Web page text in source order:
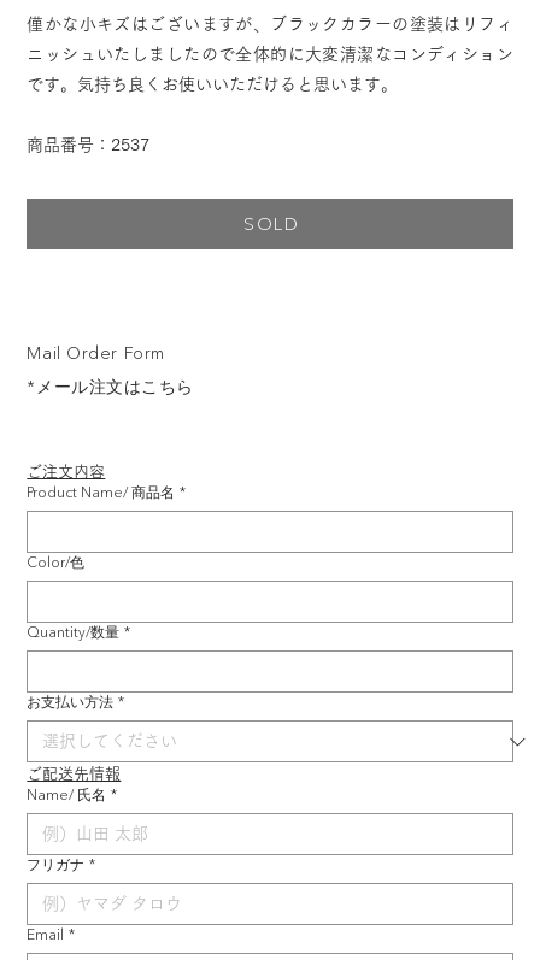
ご注文内容
Product Name/ 商品名 *
Color/色
Quantity/数量 *
お支払い方法 *
ご配送先情報
Name/ 氏名 *
フリガナ *
Email *
Mail Order Form
*メール注文はこちら
僅かな小キズはございますが、ブラックカラーの塗装はリフィ
ニッシュいたしましたので全体的に大変清潔なコンディション
です。気持ち良くお使いいただけると思います。
商品番号：2537
SOLD